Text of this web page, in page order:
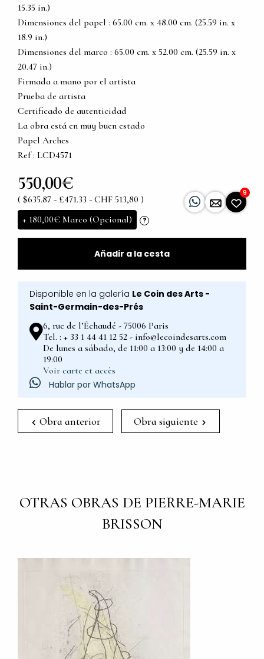
15.35 in.)
Dimensiones del papel : 65.00 cm. x 48.00 cm. (25.59 in. x
18.9 in.)
Dimensiones del marco : 65.00 cm. x 52.00 cm. (25.59 in. x
20.47 in.)
Firmada a mano por el artista
Prueba de artista
Certificado de autenticidad
La obra está en muy buen estado
Papel Arches
Ref : LCD4571
550,00€
( $635.87 - £471.33 - CHF 513,80 )
+ 180,00€ Marco (Opcional) ?
9
Añadir a la cesta
Disponible en la galería Le Coin des Arts -
Saint-Germain-des-Prés
6, rue de l’Échaudé - 75006 Paris
Tel. : + 33 1 44 41 12 52 - info@lecoindesarts.com
De lunes a sábado, de 11:00 a 13:00 y de 14:00 a
19:00
Voir carte et accès
Hablar por WhatsApp
Obra anterior Obra siguiente
OTRAS OBRAS DE PIERRE-MARIE
BRISSON